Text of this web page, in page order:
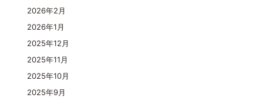
2026年2月
2026年1月
2025年12月
2025年11月
2025年10月
2025年9月